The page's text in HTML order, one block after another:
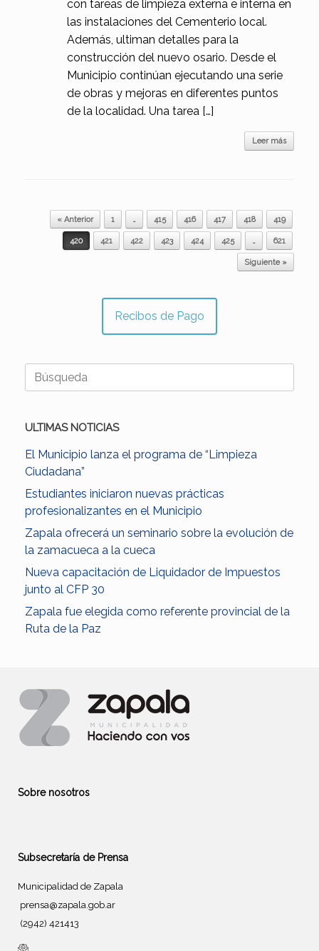
con tareas de limpieza externa e interna en
las instalaciones del Cementerio local.
Además, ultiman detalles para la
construcción del nuevo osario. Desde el
Municipio continúan ejecutando una serie
de obras y mejoras en diferentes puntos
de la localidad. Una tarea […]
Leer más
Navegador de artículos
« Anterior 1 … 415 416 417 418 419
420 421 422 423 424 425 … 621
Siguiente »
Recibos de Pago
Buscar:
ULTIMAS NOTICIAS
El Municipio lanza el programa de “Limpieza
Ciudadana”
Estudiantes iniciaron nuevas prácticas
profesionalizantes en el Municipio
Zapala ofrecerá un seminario sobre la evolución de
la zamacueca a la cueca
Nueva capacitación de Liquidador de Impuestos
junto al CFP 30
Zapala fue elegida como referente provincial de la
Ruta de la Paz
Sobre nosotros
Subsecretaría de Prensa
Municipalidad de Zapala
prensa@zapala.gob.ar
(2942) 421413